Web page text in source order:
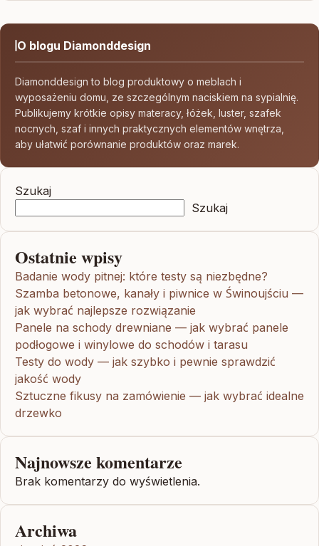
O blogu Diamonddesign
Diamonddesign to blog produktowy o meblach i
wyposażeniu domu, ze szczególnym naciskiem na sypialnię.
Publikujemy krótkie opisy materacy, łóżek, luster, szafek
nocnych, szaf i innych praktycznych elementów wnętrza,
aby ułatwić porównanie produktów oraz marek.
Szukaj
Szukaj
Ostatnie wpisy
Badanie wody pitnej: które testy są niezbędne?
Szamba betonowe, kanały i piwnice w Świnoujściu —
jak wybrać najlepsze rozwiązanie
Panele na schody drewniane — jak wybrać panele
podłogowe i winylowe do schodów i tarasu
Testy do wody — jak szybko i pewnie sprawdzić
jakość wody
Sztuczne fikusy na zamówienie — jak wybrać idealne
drzewko
Najnowsze komentarze
Brak komentarzy do wyświetlenia.
Archiwa